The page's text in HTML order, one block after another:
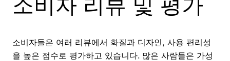
소비자들은 여러 리뷰에서 화질과 디자인, 사용 편리성
을 높은 점수로 평가하고 있습니다. 많은 사람들은 가성